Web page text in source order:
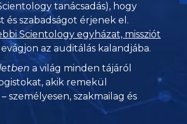
tanácsadás), hogy
és szabadságot érjenek el.
Scientology egyházat, missziót
az auditálás kalandjába.
a világ minden tájáról
akik remekül
személyesen,szakmailag és